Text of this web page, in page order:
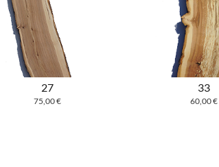
27
75,00€
33
60,00€